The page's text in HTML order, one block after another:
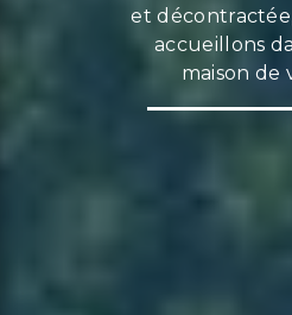
et
accueillons
maison de